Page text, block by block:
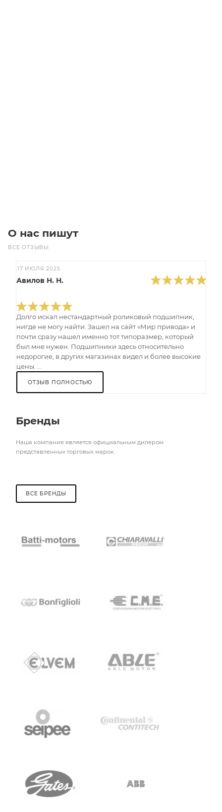
О нас пишут
ВСЕ ОТЗЫВЫ
17 ИЮЛЯ 2025
Авилов Н. Н.
Долго искал нестандартный роликовый подшипник,
нигде не могу найти. Зашел на сайт «Мир привода» и
почти сразу нашел именно тот типоразмер, который
был мне нужен. Подшипники здесь относительно
недорогие, в других магазинах видел и более высокие
цены. ...
ОТЗЫВ ПОЛНОСТЬЮ
Бренды
Наша компания является официальным дилером
представленных торговых марок.
ВСЕ БРЕНДЫ